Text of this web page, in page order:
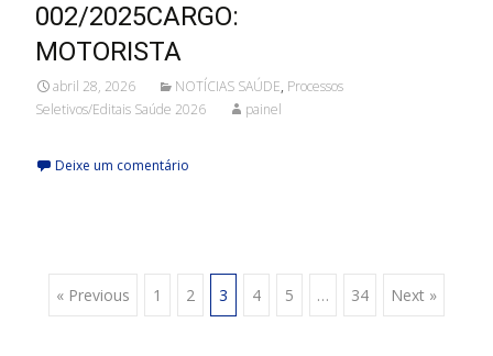
002/2025CARGO:
MOTORISTA
abril 28, 2026 NOTÍCIAS SAÚDE, Processos
Seletivos/Editais Saúde 2026
painel
Deixe um comentário
Posts
« Previous 1 2 3 4 5 … 34 Next »